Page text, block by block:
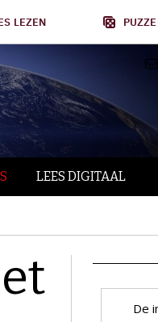
LEZEN
LEES DIGITAAL
De